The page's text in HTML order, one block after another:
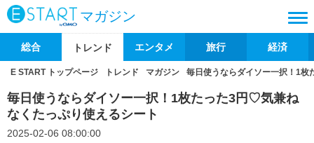
マガジン
総合 トレンド エンタメ 旅行 経済
E START トップページ トレンド マガジン 毎日使うならダイソー一択！1
毎日使うならダイソー一択！1枚たった3円♡気兼ね
なくたっぷり使えるシート
2025-02-06 08:00:00